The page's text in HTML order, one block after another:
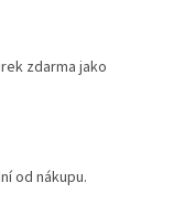
zdarma jako
od nákupu.